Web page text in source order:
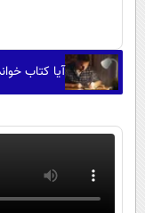
آیا کتاب